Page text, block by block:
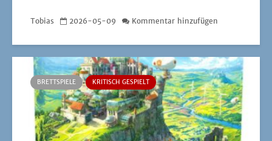
Tobias 2026-05-09 Kommentar hinzufügen
BRETTSPIELE KRITISCH GESPIELT